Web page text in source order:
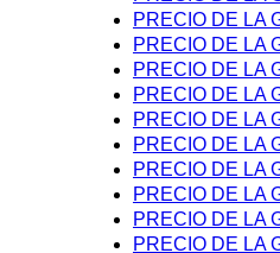
PRECIO DE LA
PRECIO DE LA
PRECIO DE LA
PRECIO DE LA
PRECIO DE LA
PRECIO DE LA
PRECIO DE LA
PRECIO DE LA
PRECIO DE LA
PRECIO DE LA